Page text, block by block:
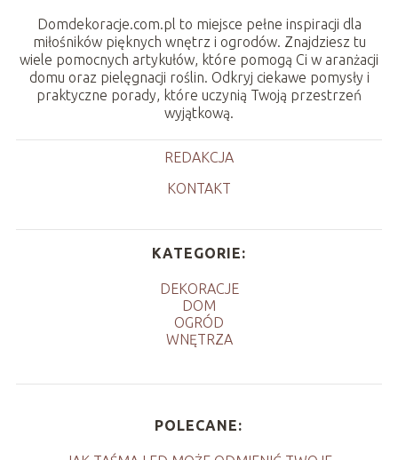
Domdekoracje.com.pl to miejsce pełne inspiracji dla
miłośników pięknych wnętrz i ogrodów. Znajdziesz tu
wiele pomocnych artykułów, które pomogą Ci w aranżacji
domu oraz pielęgnacji roślin. Odkryj ciekawe pomysły i
praktyczne porady, które uczynią Twoją przestrzeń
wyjątkową.
REDAKCJA
KONTAKT
KATEGORIE:
DEKORACJE
DOM
OGRÓD
WNĘTRZA
POLECANE: